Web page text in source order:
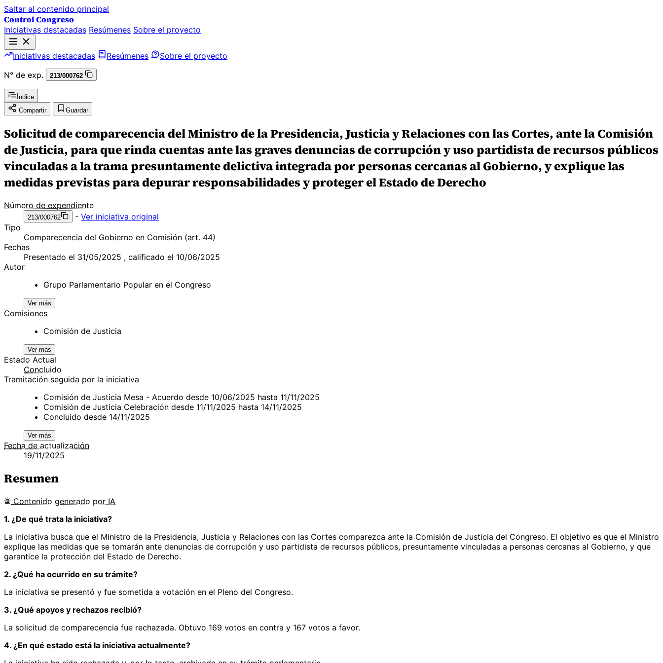
Saltar al contenido principal
Control Congreso
Iniciativas destacadas Resúmenes Sobre el proyecto
Iniciativas destacadas Resúmenes
Sobre el proyecto
N° de exp.
213/000762
Índice
Compartir
Guardar
Solicitud de comparecencia del Ministro de la Presidencia, Justicia y Relaciones con las Cortes, ante la Comisión
de Justicia, para que rinda cuentas ante las graves denuncias de corrupción y uso partidista de recursos públicos
vinculadas a la trama presuntamente delictiva integrada por personas cercanas al Gobierno, y explique las
medidas previstas para depurar responsabilidades y proteger el Estado de Derecho
Número de expendiente
213/000762 - Ver iniciativa original
Tipo
Comparecencia del Gobierno en Comisión (art. 44)
Fechas
Presentado el 31/05/2025 , calificado el 10/06/2025
Autor
Grupo Parlamentario Popular en el Congreso
Ver más
Comisiones
Comisión de Justicia
Ver más
Estado Actual
Concluido
Tramitación seguida por la iniciativa
Comisión de Justicia Mesa - Acuerdo desde 10/06/2025 hasta 11/11/2025
Comisión de Justicia Celebración desde 11/11/2025 hasta 14/11/2025
Concluido desde 14/11/2025
Ver más
Fecha de actualización
19/11/2025
Resumen
Contenido generado por IA
1. ¿De qué trata la iniciativa?
La iniciativa busca que el Ministro de la Presidencia, Justicia y Relaciones con las Cortes comparezca ante la Comisión de Justicia del Congreso. El objetivo es que el Ministro
explique las medidas que se tomarán ante denuncias de corrupción y uso partidista de recursos públicos, presuntamente vinculadas a personas cercanas al Gobierno, y que
garantice la protección del Estado de Derecho.
2. ¿Qué ha ocurrido en su trámite?
La iniciativa se presentó y fue sometida a votación en el Pleno del Congreso.
3. ¿Qué apoyos y rechazos recibió?
La solicitud de comparecencia fue rechazada. Obtuvo 169 votos en contra y 167 votos a favor.
4. ¿En qué estado está la iniciativa actualmente?